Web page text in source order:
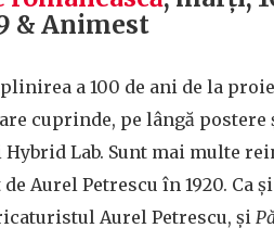
& Animest
a 100 de ani de la
cuprinde, pe lângă
Hybrid Lab. Sunt mai multe
Aurel Petrescu în 1920. Ca
Aurel Petrescu, și